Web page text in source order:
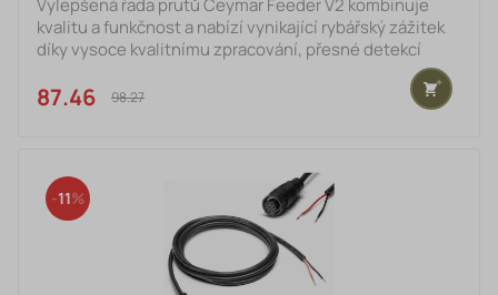
Vylepšená řada prutů Ceymar Feeder V2 kombinuje
kvalitu a funkčnost a nabízí vynikající rybářský zážitek
díky vysoce kvalitnímu zpracování, přesné detekcí
záběru a vynikajícím nahazovacím vlastnostem. Nabízí
řadu velikostí pro feedrový i matchový rybolov. štíhlý,
ergonomicky tvarovaná rukojeť z EVA materiálu odníma
87.46 €98.27 €
11